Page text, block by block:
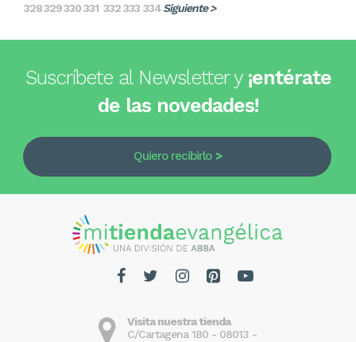
328329330331 332333 334Siguiente >
Suscríbete al Newsletter y ¡entérate
de las novedades!
Quiero recibirlo
Visita nuestra tienda
C/Cartagena 180 - 08013 -